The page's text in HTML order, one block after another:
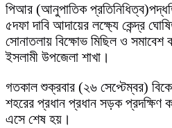
পিআর (আনুপাতিক
৫দফা দাবি আদায়ের লক্ষ্যে কেন্দ্র
সোনাতলায় বিক্ষোভ মিছিল ও সমাবেশ
ইসলামী উপজেলা শাখা।
গতকাল শুক্রবার (২৬ সেপ্টেম্বর)
শহরের প্রধান প্রধান সড়ক প্রদক্ষিণ
এসে শেষ হয়।